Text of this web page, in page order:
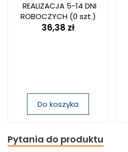
REALIZACJA 5-14 DNI
ROBOCZYCH(0 szt.)
36,38 zł
Do koszyka
Pytania do produktu